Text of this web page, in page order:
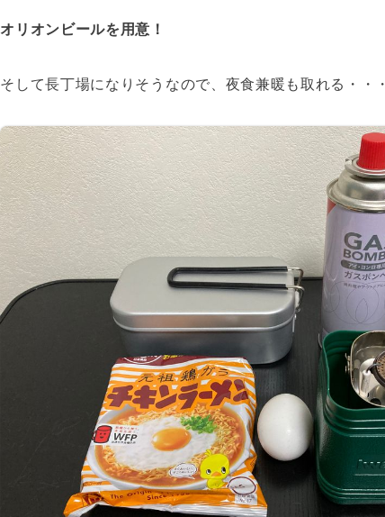
オリオンビールを用意！
そして長丁場になりそうなので、夜食兼暖も取れる・・・